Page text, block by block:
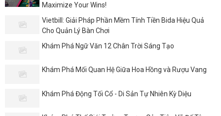
Maximize Your Wins!
Vietbill: Giải Pháp Phần Mềm Tính Tiền Bida Hiệu Quả
Cho Quản Lý Bàn Chơi
Khám Phá Ngữ Văn 12 Chân Trời Sáng Tạo
Khám Phá Mối Quan Hệ Giữa Hoa Hồng và Rượu Vang
Khám Phá Động Tối Cổ - Di Sản Tự Nhiên Kỳ Diệu